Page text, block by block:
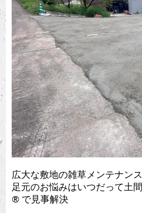
広大な敷地の雑草メンテナン
足元のお悩みはいつだって土
®︎ で見事解決